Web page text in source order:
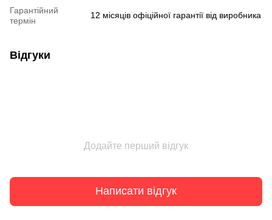
Гарантійний
термін
12 місяців офіційної гарантії від виробника
Відгуки
Додайте перший відгук
Написати відгук